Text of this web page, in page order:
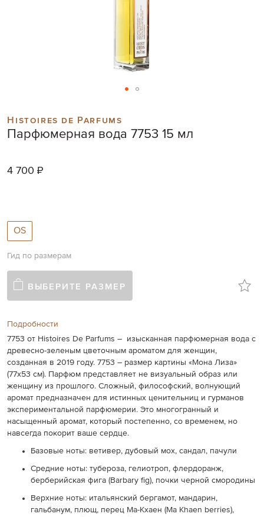
to
beginning
images
Histoires de Parfums
Парфюмерная вода 7753 15 мл
4 700 ₽
OS
Гид по размерам
ВЫБЕРИТЕ РАЗМЕР
Подробности
7753 от Histoires De Parfums – изысканная парфюмерная вода с
древесно-зеленым цветочным ароматом для женщин,
созданная в 2019 году.7753 – размер картины «Мона Лиза»
(77x53 см). Парфюм представляет не визуальный образ или
женщину из прошлого.Сложный, философский, волнующий
аромат предназначен для истинных ценительниц и гурманов
экспериментальной парфюмерии. Это многогранный и
насыщенный аромат, который постепенно, со временем, но
навсегда покорит ваше сердце.
Базовые ноты: ветивер, дубовый мох, сандал, пачули
Средние ноты: тубероза, гелиотроп, флердоранж,
берберийская фига (Barbary fig), почки черной смородины
Верхние ноты: итальянский бергамот, мандарин,
гальбанум, плющ, перец Ма-Кхаен (Ma Khaen berries),